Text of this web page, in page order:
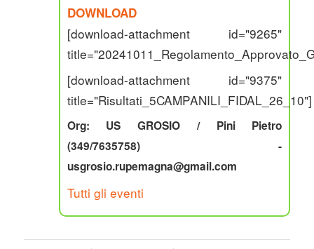
DOWNLOAD
[download-attachment id="9265"
[download-attachment id="9375"
title="Risultati_5CAMPANILI_FIDAL_26_10"]
Org: US GROSIO / Pini Pietro
(349/7635758) -
usgrosio.rupemagna@gmail.com
Tutti gli eventi